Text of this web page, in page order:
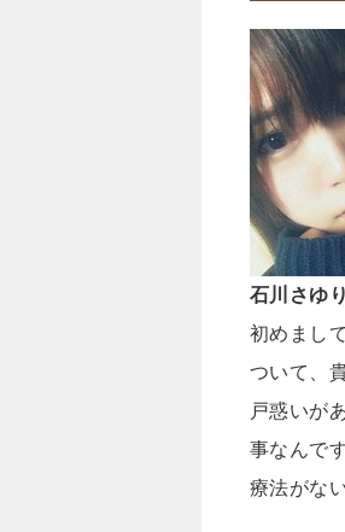
石川さゆ
初めまし
ついて、
戸惑いが
事なんで
療法がな